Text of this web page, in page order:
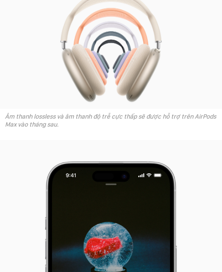
Âm thanh lossless và âm thanh độ trễ cực thấp sẽ được hỗ trợ trên AirPods
Max vào tháng sau.